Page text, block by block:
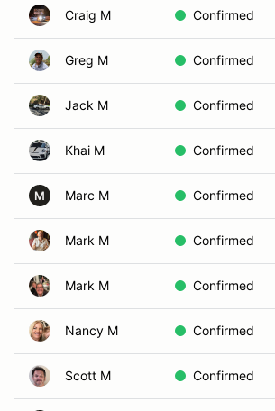
Craig M Confirmed
Greg M Confirmed
Jack M Confirmed
Khai M Confirmed
M Marc M Confirmed
Mark M Confirmed
Mark M Confirmed
Nancy M Confirmed
Scott M Confirmed